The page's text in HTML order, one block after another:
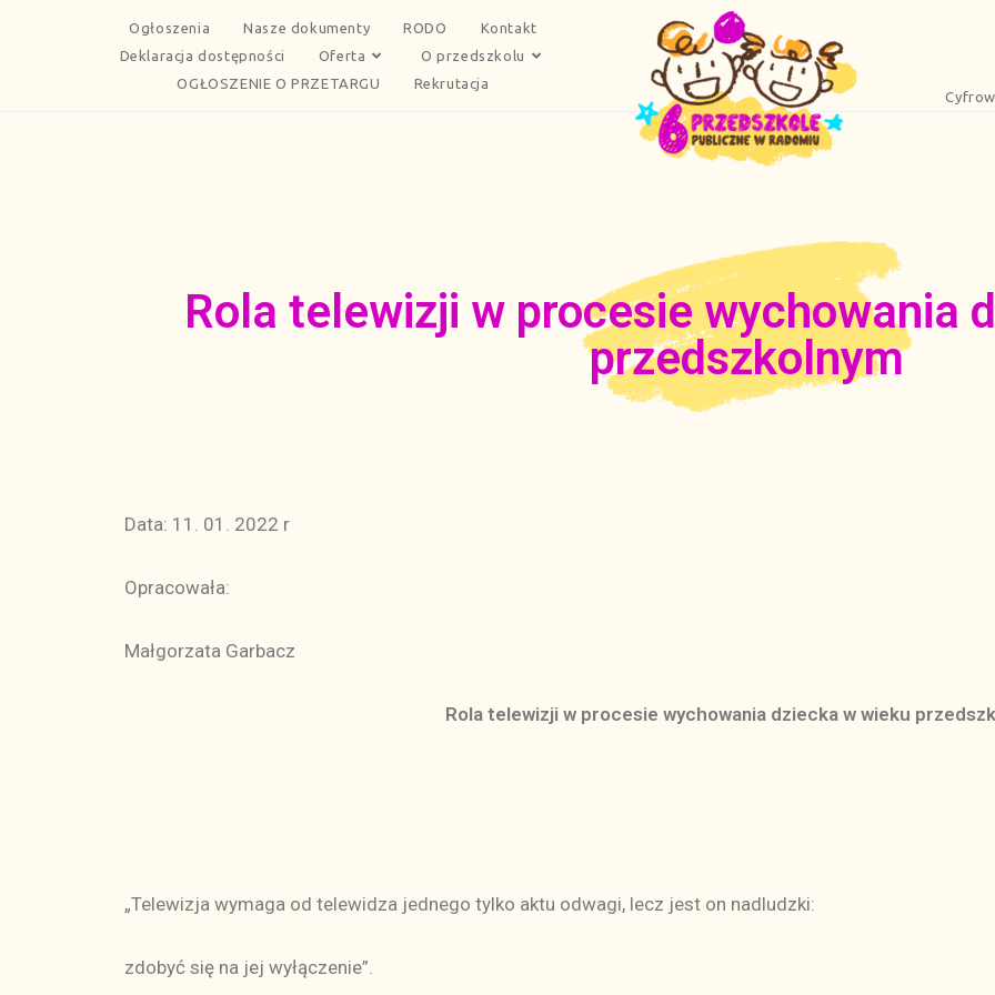
Ogłoszenia Nasze dokumenty RODO
Kontakt
Deklaracja dostępności
Oferta
O przedszkolu
OGŁOSZENIE O PRZETARGU
Rekrutacja
Rola telewizji w procesie wychowania
przedszkolnym
Data: 11. 01. 2022 r
Opracowała:
Małgorzata Garbacz
Rola telewizji w procesie wychowania dziecka w wieku
„Telewizja wymaga od telewidza jednego tylko aktu odwagi, lecz jest on nadludzki:
zdobyć się na jej wyłączenie”.